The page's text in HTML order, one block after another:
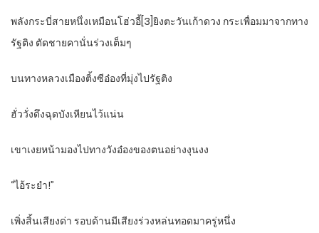
พลังกระบี่สายหนึ่งเหมือนโฮ่วอี้[3]ยิงตะวันเก้าดวง กระเพื่อมมาจากทาง
รัฐติง ตัดชายคานั่นร่วงเต็มๆ
บนทางหลวงเมืองติ้งซีอ๋องที่มุ่งไปรัฐติง
ฮั่ววั่งดึงฉุดบังเหียนไว้แน่น
เขาเงยหน้ามองไปทางวังอ๋องของตนอย่างงุนงง
“ไอ้ระยำ!”
เพิ่งสิ้นเสียงด่า รอบด้านมีเสียงร่วงหล่นทอดมาครู่หนึ่ง